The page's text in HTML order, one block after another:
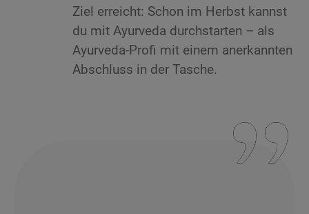
Ziel erreicht: Schon im Herbst kannst
du mit Ayurveda durchstarten – als
Ayurveda-Profi mit einem anerkannten
Abschluss in der Tasche.